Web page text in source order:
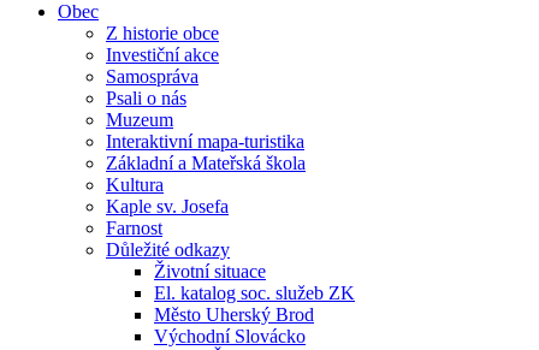
Obec
Z historie obce
Investiční akce
Samospráva
Psali o nás
Muzeum
Interaktivní mapa-turistika
Základní a Mateřská škola
Kultura
Kaple sv. Josefa
Farnost
Důležité odkazy
Životní situace
El. katalog soc. služeb ZK
Město Uherský Brod
Východní Slovácko